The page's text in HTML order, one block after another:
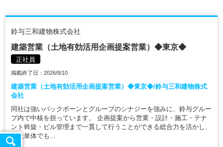
鈴与三和建物株式会社
建築営業（土地有効活用企画提案営業）◆東京◆
正社員
掲載終了日：2026/8/10
建築営業（土地有効活用企画提案営業）◆東京◆/鈴与三和建物株式
会社
同社は強いバックボーンとグループのシナジーを強みに、鈴与グルー
プ内で中核を担っています。 企画提案から営業・設計・施工・テナ
ント斡旋・ビル管理まで一貫して行うことができる総合力を活かし、
同社単体でも...